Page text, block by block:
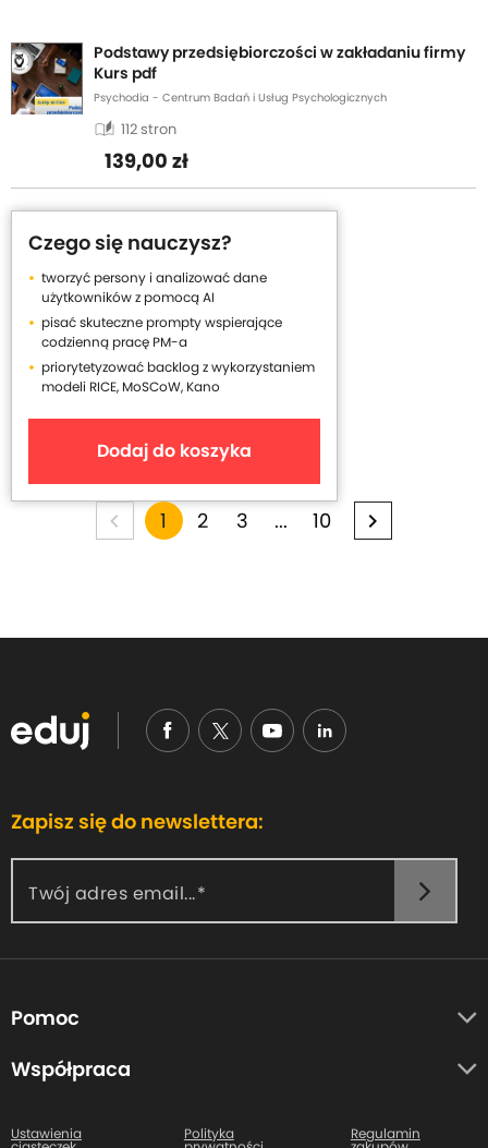
Podstawy przedsiębiorczości w zakładaniu firmy
Kurs pdf
Psychodia - Centrum Badań i Usług Psychologicznych
auto_stories 112 stron
139,00 zł
Czego się nauczysz?
tworzyć persony i analizować dane
użytkowników z pomocą AI
pisać skuteczne prompty wspierające
codzienną pracę PM-a
priorytetyzować backlog z wykorzystaniem
modeli RICE, MoSCoW, Kano
Dodaj do koszyka
p
Y
r
n
p
g
1 p
2 p
3 p
... p
10 p
a
Zapisz się do newslettera:
Twój adres email...
Pomoc
O nas
Centrum pomocy
Współpraca
Ustawienia Polityka Regulamin